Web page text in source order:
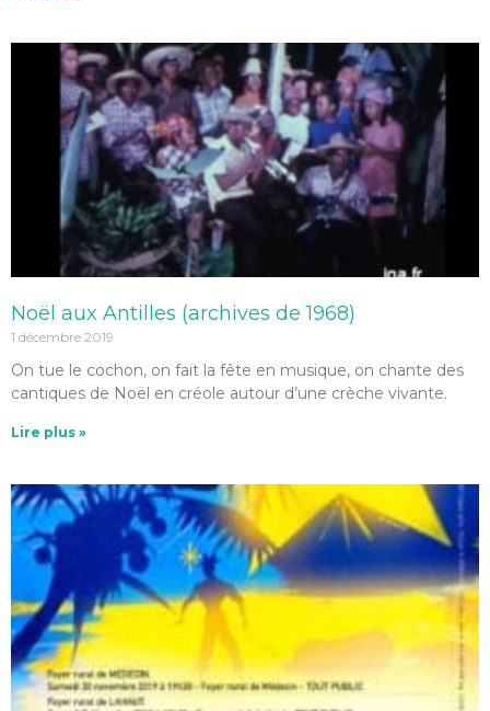
Noël aux Antilles (archives de 1968)
1 décembre 2019
On tue le cochon, on fait la fête en musique, on chante des
cantiques de Noël en créole autour d’une crèche vivante.
Lire plus »